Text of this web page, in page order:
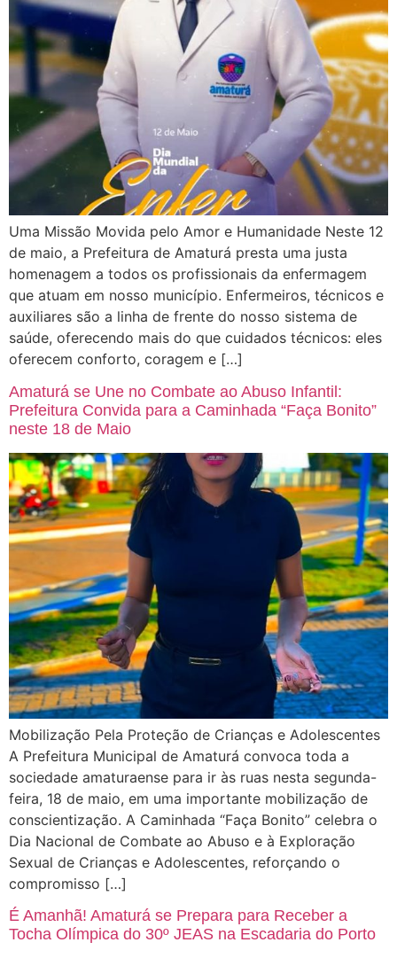
Uma Missão Movida pelo Amor e Humanidade Neste 12
de maio, a Prefeitura de Amaturá presta uma justa
homenagem a todos os profissionais da enfermagem
que atuam em nosso município. Enfermeiros, técnicos e
auxiliares são a linha de frente do nosso sistema de
saúde, oferecendo mais do que cuidados técnicos: eles
oferecem conforto, coragem e […]
Amaturá se Une no Combate ao Abuso Infantil:
Prefeitura Convida para a Caminhada “Faça Bonito”
neste 18 de Maio
Mobilização Pela Proteção de Crianças e Adolescentes
A Prefeitura Municipal de Amaturá convoca toda a
sociedade amaturaense para ir às ruas nesta segunda-
feira, 18 de maio, em uma importante mobilização de
conscientização. A Caminhada “Faça Bonito” celebra o
Dia Nacional de Combate ao Abuso e à Exploração
Sexual de Crianças e Adolescentes, reforçando o
compromisso […]
É Amanhã! Amaturá se Prepara para Receber a
Tocha Olímpica do 30º JEAS na Escadaria do Porto